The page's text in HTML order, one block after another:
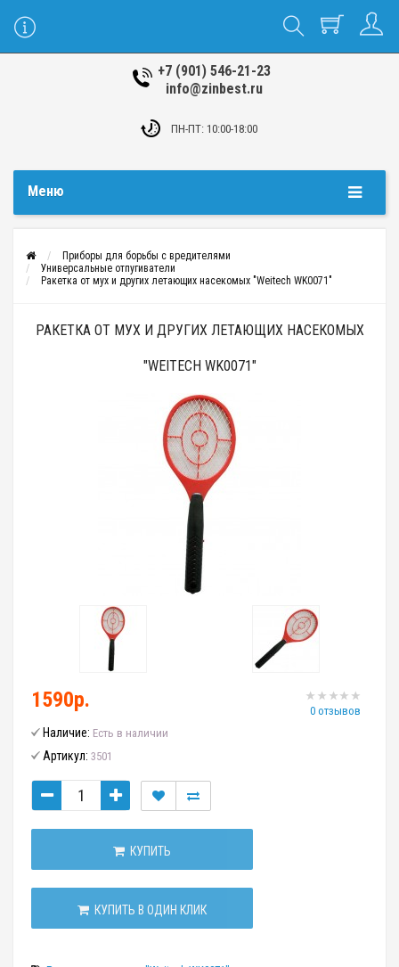
+7 (901) 546-21-23
info@zinbest.ru
ПН-ПТ: 10:00-18:00
Меню
Приборы для борьбы с вредителями
Универсальные отпугиватели
Ракетка от мух и других летающих насекомых "Weitech WK0071"
РАКЕТКА ОТ МУХ И ДРУГИХ ЛЕТАЮЩИХ НАСЕКОМЫХ
"WEITECH WK0071"
0 отзывов
1590р.
Наличие: Есть в наличии
Артикул: 3501
КУПИТЬ
КУПИТЬ В ОДИН КЛИК